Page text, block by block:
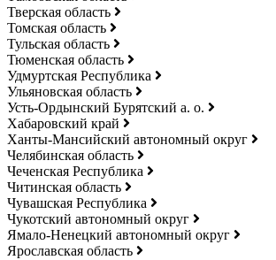
Тверская область
Томская область
Тульская область
Тюменская область
Удмуртская Республика
Ульяновская область
Усть-Ордынский Бурятский а. о.
Хабаровский край
Ханты-Мансийский автономный округ
Челябинская область
Чеченская Республика
Читинская область
Чувашская Республика
Чукотский автономный округ
Ямало-Ненецкий автономный округ
Ярославская область